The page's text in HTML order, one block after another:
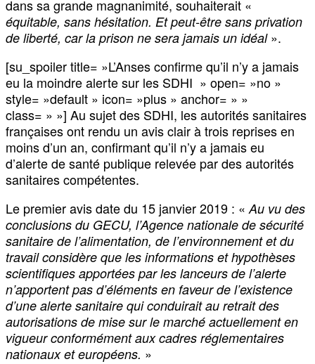
dans sa grande magnanimité, souhaiterait «
équitable, sans hésitation. Et peut-être sans privation
de liberté, car la prison ne sera jamais un idéal ».
[su_spoiler title= »L’Anses confirme qu’il n’y a jamais
eu la moindre alerte sur les SDHI » open= »no »
style= »default » icon= »plus » anchor= » »
class= » »] Au sujet des SDHI, les autorités sanitaires
françaises ont rendu un avis clair à trois reprises en
moins d’un an, confirmant qu’il n’y a jamais eu
d’alerte de santé publique relevée par des autorités
sanitaires compétentes.
Le premier avis date du 15 janvier 2019 : « Au vu des
conclusions du GECU, l’Agence nationale de sécurité
sanitaire de l’alimentation, de l’environnement et du
travail considère que les informations et hypothèses
scientifiques apportées par les lanceurs de l’alerte
n’apportent pas d’éléments en faveur de l’existence
d’une alerte sanitaire qui conduirait au retrait des
autorisations de mise sur le marché actuellement en
vigueur conformément aux cadres réglementaires
nationaux et européens. »